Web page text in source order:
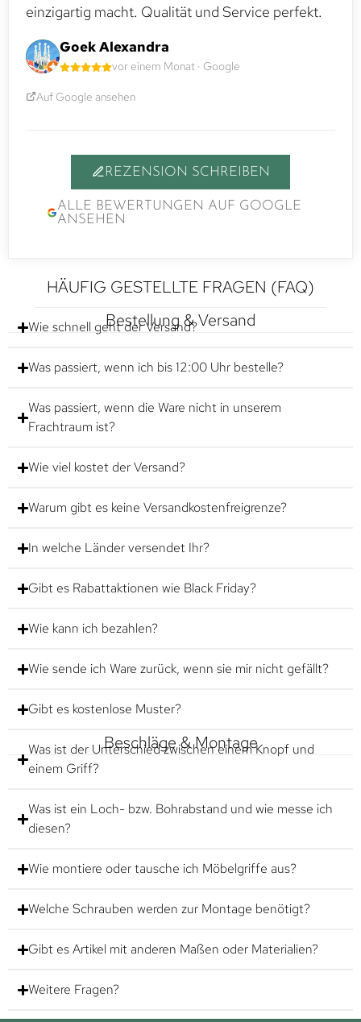
einzigartig macht. Qualität und Service perfekt.
Goek Alexandra
vor einem Monat · Google
Auf Google ansehen
REZENSION SCHREIBEN
ALLE BEWERTUNGEN AUF GOOGLE
ANSEHEN
HÄUFIG GESTELLTE FRAGEN (FAQ)
Bestellung & Versand
Wie schnell geht der Versand?
Was passiert, wenn ich bis 12:00 Uhr bestelle?
Was passiert, wenn die Ware nicht in unserem
Frachtraum ist?
Wie viel kostet der Versand?
Warum gibt es keine Versandkostenfreigrenze?
In welche Länder versendet Ihr?
Gibt es Rabattaktionen wie Black Friday?
Wie kann ich bezahlen?
Wie sende ich Ware zurück, wenn sie mir nicht gefällt?
Gibt es kostenlose Muster?
Beschläge & Montage
Was ist der Unterschied zwischen einem Knopf und
einem Griff?
Was ist ein Loch- bzw. Bohrabstand und wie messe ich
diesen?
Wie montiere oder tausche ich Möbelgriffe aus?
Welche Schrauben werden zur Montage benötigt?
Gibt es Artikel mit anderen Maßen oder Materialien?
Weitere Fragen?